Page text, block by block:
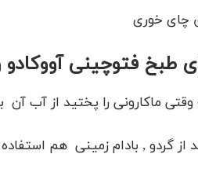
طبخ فتوچینی آووکادو
ماکارونی را پختید از آب آن
از گردو , بادام زمینی هم